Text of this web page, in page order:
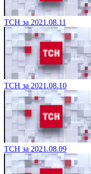
ТСН за 2021.08.11
ТСН за 2021.08.10
ТСН за 2021.08.09